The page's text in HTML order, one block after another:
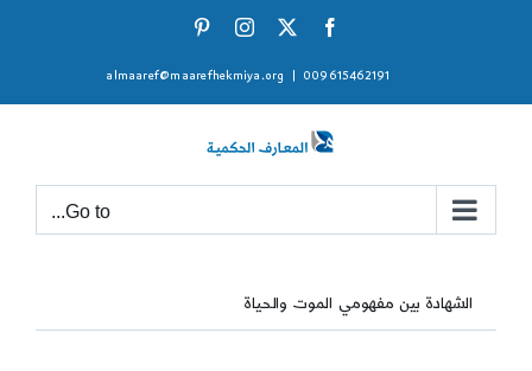
Facebook
X
Instagram
009615462191
almaaref@maarefhekmiya.org
Go to...
الشهادة بين مفهومي الموت والحياة